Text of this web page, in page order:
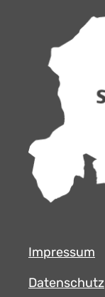
Impressum
Datenschutz